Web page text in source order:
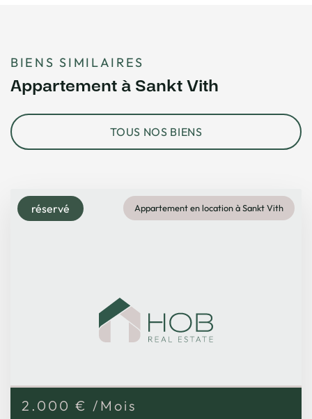
BIENS SIMILAIRES
Appartement à Sankt Vith
TOUS NOS BIENS
réservé Appartement en location à Sankt Vith
2.000 € /Mois